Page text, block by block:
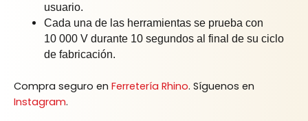
usuario.
Cada una de las herramientas se prueba con
10 000 V durante 10 segundos al final de su ciclo
de fabricación.
Compra seguro en Ferretería Rhino. Síguenos en
Instagram.